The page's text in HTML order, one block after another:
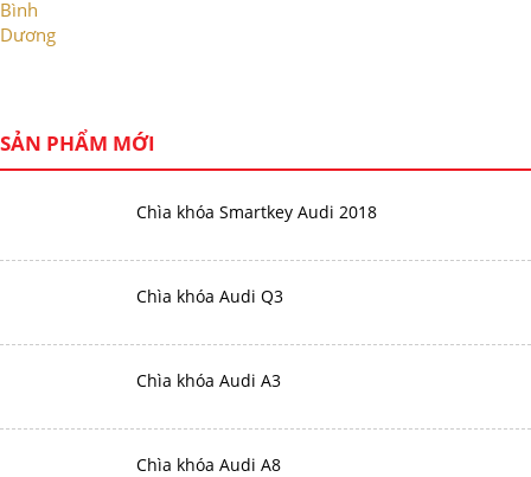
SẢN PHẨM MỚI
Chìa khóa Smartkey Audi 2018
Chìa khóa Audi Q3
Chìa khóa Audi A3
Chìa khóa Audi A8